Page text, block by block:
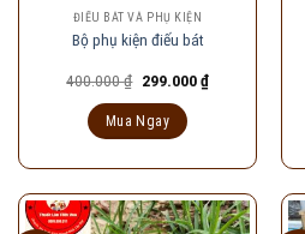
ĐIẾU BÁT VÀ PHỤ KIỆN
Bộ phụ kiện điếu bát
400.000₫ Giá
là:
400.000 ₫.
299.000₫Giá
hiện
Mua Ngay